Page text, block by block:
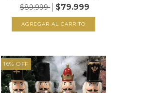
$89.999 $79.999
16% OFF